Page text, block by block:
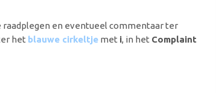
raadplegen en eventueel commentaar ter
het blauwe cirkeltje met i, in het Complaint